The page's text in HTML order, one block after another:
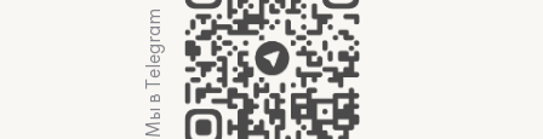
Мы в Telegram